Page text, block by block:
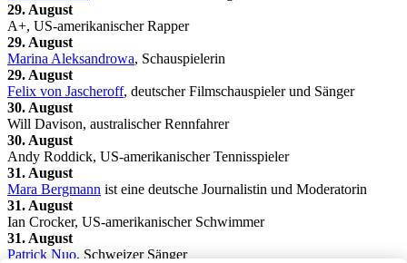
29. August
A+, US-amerikanischer Rapper
29. August
Marina Aleksandrowa, Schauspielerin
29. August
Felix von Jascheroff, deutscher Filmschauspieler und Sänger
30. August
Will Davison, australischer Rennfahrer
30. August
Andy Roddick, US-amerikanischer Tennisspieler
31. August
Mara Bergmann ist eine deutsche Journalistin und Moderatorin
31. August
Ian Crocker, US-amerikanischer Schwimmer
31. August
Patrick Nuo, Schweizer Sänger